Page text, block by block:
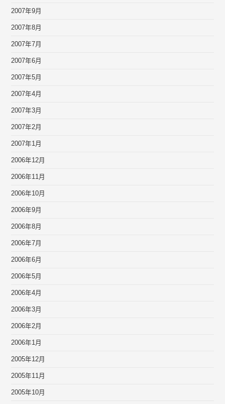
2007年9月
2007年8月
2007年7月
2007年6月
2007年5月
2007年4月
2007年3月
2007年2月
2007年1月
2006年12月
2006年11月
2006年10月
2006年9月
2006年8月
2006年7月
2006年6月
2006年5月
2006年4月
2006年3月
2006年2月
2006年1月
2005年12月
2005年11月
2005年10月